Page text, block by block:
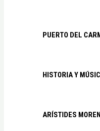
PUERTO DEL
HISTORIA Y
ARÍSTIDES